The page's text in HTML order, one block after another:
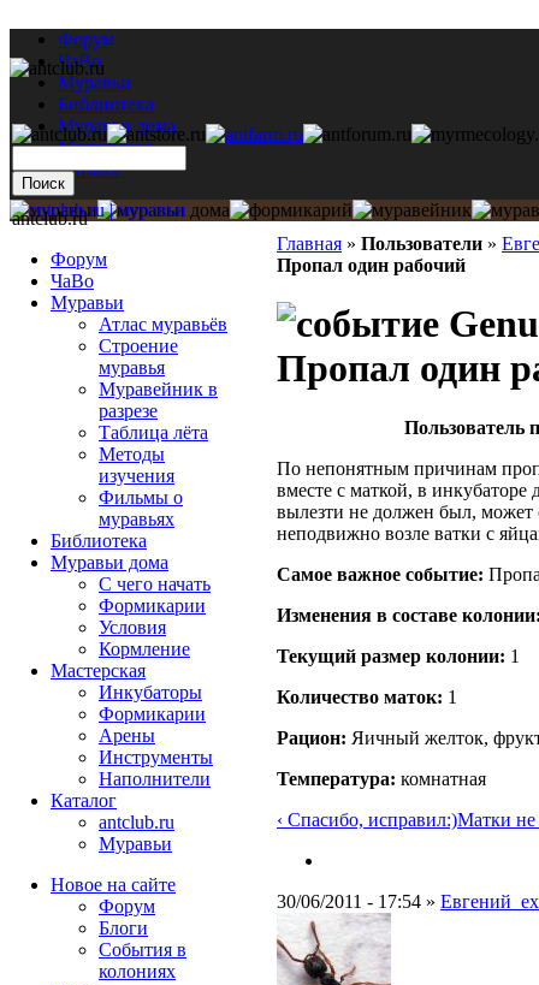
Форум
ЧаВо
Муравьи
Библиотека
Муравьи дома
Мастерская
Каталог
Главная » Пользователи »
Пропал один рабочий
Пропал один
Пользователь
По непонятным причинам
вместе с маткой, в
вылезти не должен был, может
неподвижно возле ватки с
Самое важное событие:
Изменения в составе
Текущий размер кoлонии: 1
Количество маток: 1
Рацион: Яичный желток,
Температура: комнатная
‹ Спасибо, исправил:)Матки не
30/06/2011 - 17:54 »
antclub.ru
Форум
ЧаВо
Муравьи
Атлас муравьёв
Строение
муравья
Муравейник в
разрезе
Таблица лёта
Методы
изучения
Фильмы о
муравьях
Библиотека
Муравьи дома
С чего начать
Формикарии
Условия
Кормление
Мастерская
Инкубаторы
Формикарии
Арены
Инструменты
Наполнители
Каталог
antclub.ru
Муравьи
Новое на сайте
Форум
Блоги
События в
колониях